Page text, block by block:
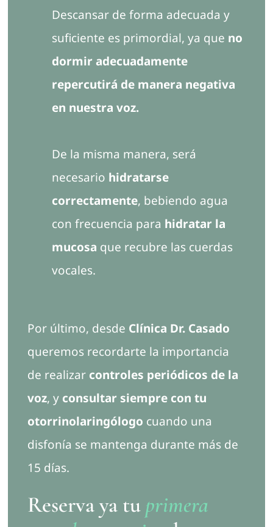
Descansar de forma adecuada y
suficiente es primordial, ya que no
dormir adecuadamente
repercutirá de manera negativa
en nuestra voz.
De la misma manera, será
necesario hidratarse
correctamente, bebiendo agua
con frecuencia para hidratar la
mucosa que recubre las cuerdas
vocales.
Por último, desde Clínica Dr. Casado
queremos recordarte la importancia
de realizar controles periódicos de la
voz, y consultar siempre con tu
otorrinolaringólogo cuando una
disfonía se mantenga durante más de
15 días.
Reserva ya tu primera